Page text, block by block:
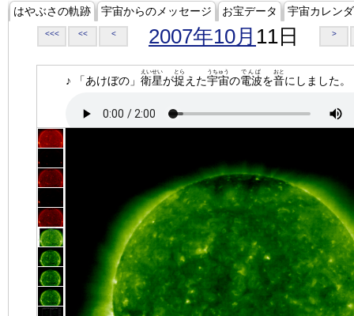
はやぶさの軌跡 宇宙からのメッセージ お宝データ 宇宙カレン
<<< << < 2007年10月 11日 >
♪ 「あけぼの」 衛星
えいせい
が捉
とら
えた宇宙
うちゅう
の電波
でんぱ
を音
おと
にしました。